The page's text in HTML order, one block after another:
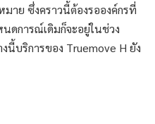
าย ซึ่งคราวนี้ต้องรอองค์กรที่
ดการณ์เดิมก็จะอยู่ในช่วง
นี้บริการของ Truemove H ยัง